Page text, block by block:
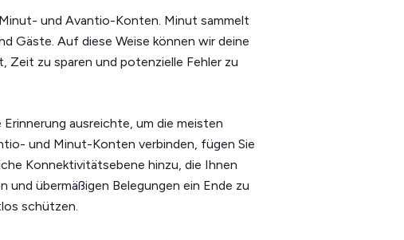
und Avantio-Konten. Minut sammelt
Gäste. Auf diese Weise können wir deine
zu sparen und potenzielle Fehler zu
ausreichte, um die meisten
und Minut-Konten verbinden, fügen Sie
Konnektivitätsebene hinzu, die Ihnen
und übermäßigen Belegungen ein Ende zu
schützen.